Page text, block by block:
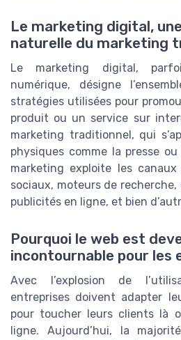
Le marketing digital,
naturelle du marketing
Le marketing digital,
numérique, désigne
stratégies utilisées pour
produit ou un service sur
marketing traditionnel, qui
physiques comme la presse
marketing exploite les
sociaux, moteurs de
publicités en ligne, et bien
Pourquoi le web est
incontournable pour les
Avec l’explosion de
entreprises doivent adapter
pour toucher leurs clients là
ligne. Aujourd’hui, la